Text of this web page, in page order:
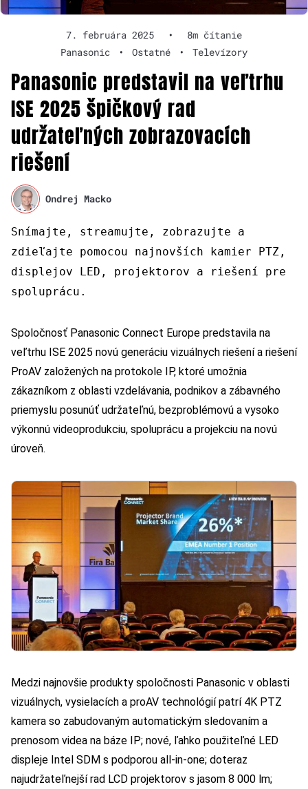
7. februára 2025 •
8m čítanie
Panasonic
• Ostatné • Televízory
Panasonic predstavil na veľtrhu
ISE 2025 špičkový rad
udržateľných zobrazovacích
riešení
Ondrej Macko
Snímajte, streamujte, zobrazujte a
zdieľajte pomocou najnovších kamier PTZ,
displejov LED, projektorov a riešení pre
spoluprácu.
Spoločnosť Panasonic Connect Europe predstavila na
veľtrhu ISE 2025 novú generáciu vizuálnych riešení a riešení
ProAV založených na protokole IP, ktoré umožnia
zákazníkom z oblasti vzdelávania, podnikov a zábavného
priemyslu posunúť udržateľnú, bezproblémovú a vysoko
výkonnú videoprodukciu, spoluprácu a projekciu na novú
úroveň.
Medzi najnovšie produkty spoločnosti Panasonic v oblasti
vizuálnych, vysielacích a proAV technológií patrí 4K PTZ
kamera so zabudovaným automatickým sledovaním a
prenosom videa na báze IP; nové, ľahko použiteľné LED
displeje Intel SDM s podporou all-in-one; doteraz
najudržateľnejší rad LCD projektorov s jasom 8 000 lm;